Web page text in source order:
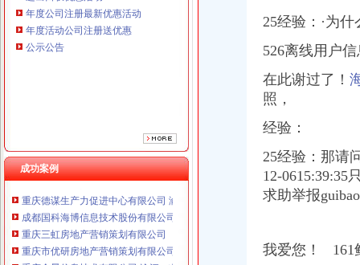
年度公司注册最新优惠活动
年度活动公司注册送优惠
公示公告
成功案例
重庆三虹房地产营销策划有限公司
重庆市优研房地产营销策划有限公司
重庆科米克商贸有限责任公司 渝北50万 （工商注册）
重庆瑾崇进出口贸易有限公司 渝中100万 （进出口权）
重庆斯帕索商贸有限公司 渝中500万 （进出口权）
成都国科海博信息技术股份有限公司重庆分公司 渝江 （工商注册）
重庆三虹房地产营销策划有限公司
重庆市优研房地产营销策划有限公司
重庆全景信息技术有限公司 渝江 （工商注册）
25经验：·为
526离线用户
在此谢过了！
照，
经验：
25经验：那请
12-0615:39:35
求助举报
我爱您！ 161